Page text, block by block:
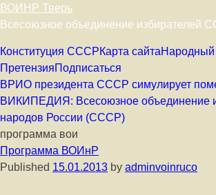
ВОИНР Тверь
Всесоюзное объединение избирателей
Skip to content
Конституция СССРКарта сайта
ПретензияПодписаться
ВРИО президента СССР симулирует
ВИКИПЕДИЯ: Всесоюзное объединение
народов России (СССР)
программа вои
Программа ВОИнР
Published 15.01.2013 by adminvoinruco